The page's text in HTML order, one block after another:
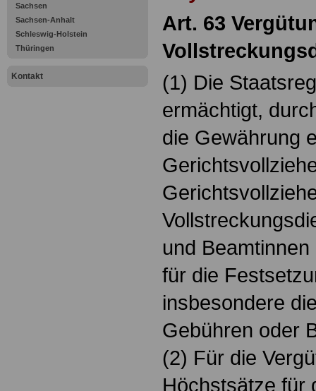
Sachsen
Sachsen-Anhalt
Schleswig-Holstein
Thüringen
Kontakt
Art. 63
(1) Die
ermächtigt,
die Gewährung
und
für die
insbesondere
Gebühren oder
(2) Für die
Höchstsätze für